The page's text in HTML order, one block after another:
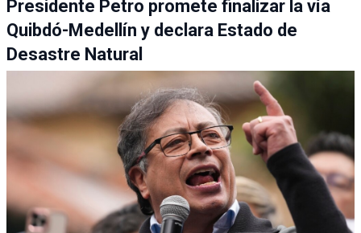
Presidente Petro promete finalizar la vía
Quibdó-Medellín y declara Estado de
Desastre Natural